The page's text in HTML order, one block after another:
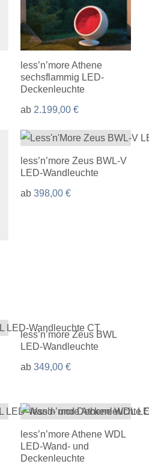
Marken
Showroom
Über uns
less’n’more Athene
sechsflammig LED-
Deckenleuchte
ab 2.199,00 €
less’n’more Zeus BWL-V
LED-Wandleuchte
ab 398,00 €
less’n’more Zeus BWL
LED-Wandleuchte
ab 349,00 €
less’n’more Athene WDL
LED-Wand- und
Deckenleuchte